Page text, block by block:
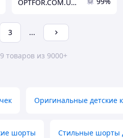
OPTFOR.COM.UA - Будь первым вместе с нами!
3 ...
товаров из 9000+
Оригинальные детские
шорты Стильные шорты